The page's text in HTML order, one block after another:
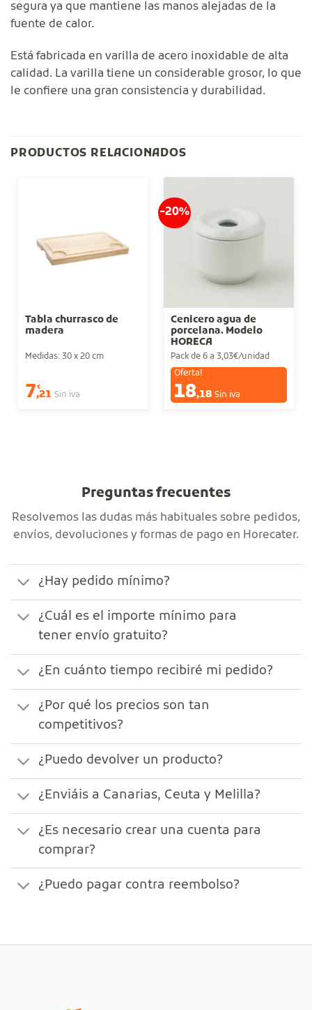
segura ya que mantiene las manos alejadas de la
fuente de calor.
Está fabricada en varilla de acero inoxidable de alta
calidad. La varilla tiene un considerable grosor, lo que
le confiere una gran consistencia y durabilidad.
PRODUCTOS RELACIONADOS
Tabla churrasco de
madera
Medidas: 30 x 20 cm
7€
,21 Sin iva
-20%
Cenicero agua de
porcelana. Modelo
HORECA
Pack de 6 a 3,03€/unidad
Oferta!
18,18 Sin iva
Preguntas frecuentes
Resolvemos las dudas más habituales sobre pedidos,
envíos, devoluciones y formas de pago en Horecater.
¿Hay pedido mínimo?
¿Cuál es el importe mínimo para
tener envío gratuito?
¿En cuánto tiempo recibiré mi pedido?
¿Por qué los precios son tan
competitivos?
¿Puedo devolver un producto?
¿Enviáis a Canarias, Ceuta y Melilla?
¿Es necesario crear una cuenta para
comprar?
¿Puedo pagar contra reembolso?